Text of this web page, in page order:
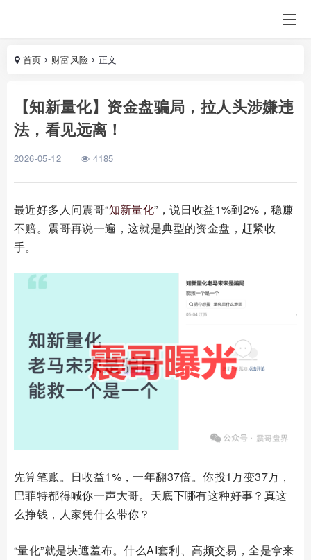
首页 财富风险 正文
【知新量化】资金盘骗局，拉人头涉嫌违
法，看见远离！
2026-05-12 4185
最近好多人问震哥“知新量化”，说日收益1%到2%，稳赚
不赔。震哥再说一遍，这就是典型的资金盘，赶紧收
手。
先算笔账。日收益1%，一年翻37倍。你投1万变37万，
巴菲特都得喊你一声大哥。天底下哪有这种好事？真这
么挣钱，人家凭什么带你？
“量化”就是块遮羞布。什么AI套利、高频交易，全是拿来